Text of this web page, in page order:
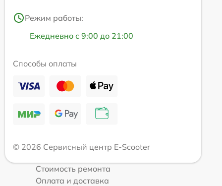
Режим работы:
Ежедневно с 9:00 до 21:00
Способы оплаты
© 2026 Сервисный центр E-Scooter
Стоимость ремонта
Оплата и доставка